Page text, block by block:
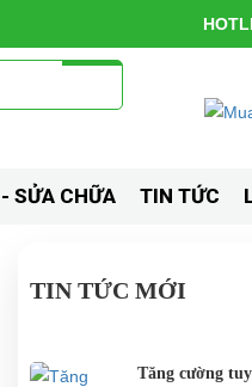
SỬA CHỮA TIN TỨC
TIN TỨC MỚI
Tăng cường